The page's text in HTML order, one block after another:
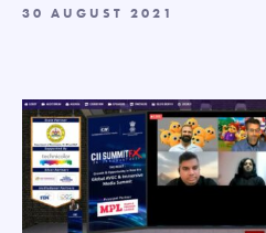
30 AUGUST 2021